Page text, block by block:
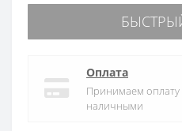
Оплата
Принимаем оплату
наличными